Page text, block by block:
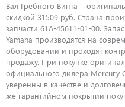
Вал Гребного Винта –
скидкой 31509 руб. Страна
запчасти 61A-45611-01-00.
Yamaha производятся на
оборудовании и проходят
продажу. При покупке
официального дилера
уверенны в качестве и
же гарантийном покрытии